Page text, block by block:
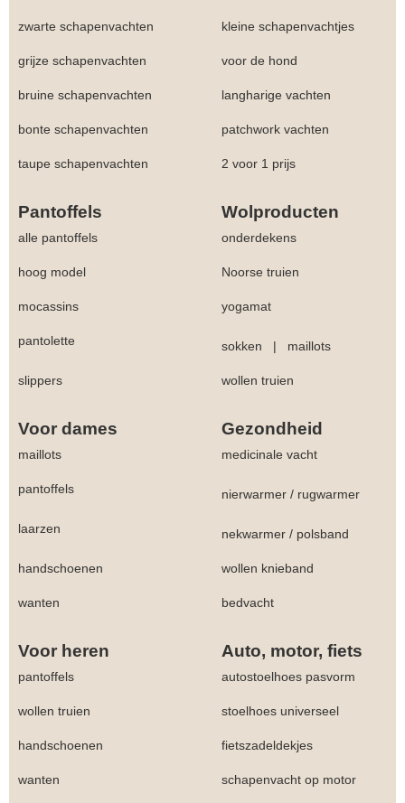
zwarte schapenvachten kleine schapenvachtjes
grijze schapenvachten voor de hond
bruine schapenvachten langharige vachten
bonte schapenvachten patchwork vachten
taupe schapenvachten 2 voor 1 prijs
Pantoffels Wolproducten
alle pantoffels onderdekens
hoog model Noorse truien
mocassins yogamat
pantolette sokken | maillots
slippers wollen truien
Voor dames Gezondheid
maillots medicinale vacht
pantoffels nierwarmer / rugwarmer
laarzen nekwarmer / polsband
handschoenen wollen knieband
wanten bedvacht
Voor heren Auto, motor, fiets
pantoffels autostoelhoes pasvorm
wollen truien stoelhoes universeel
handschoenen fietszadeldekjes
wanten schapenvacht op motor